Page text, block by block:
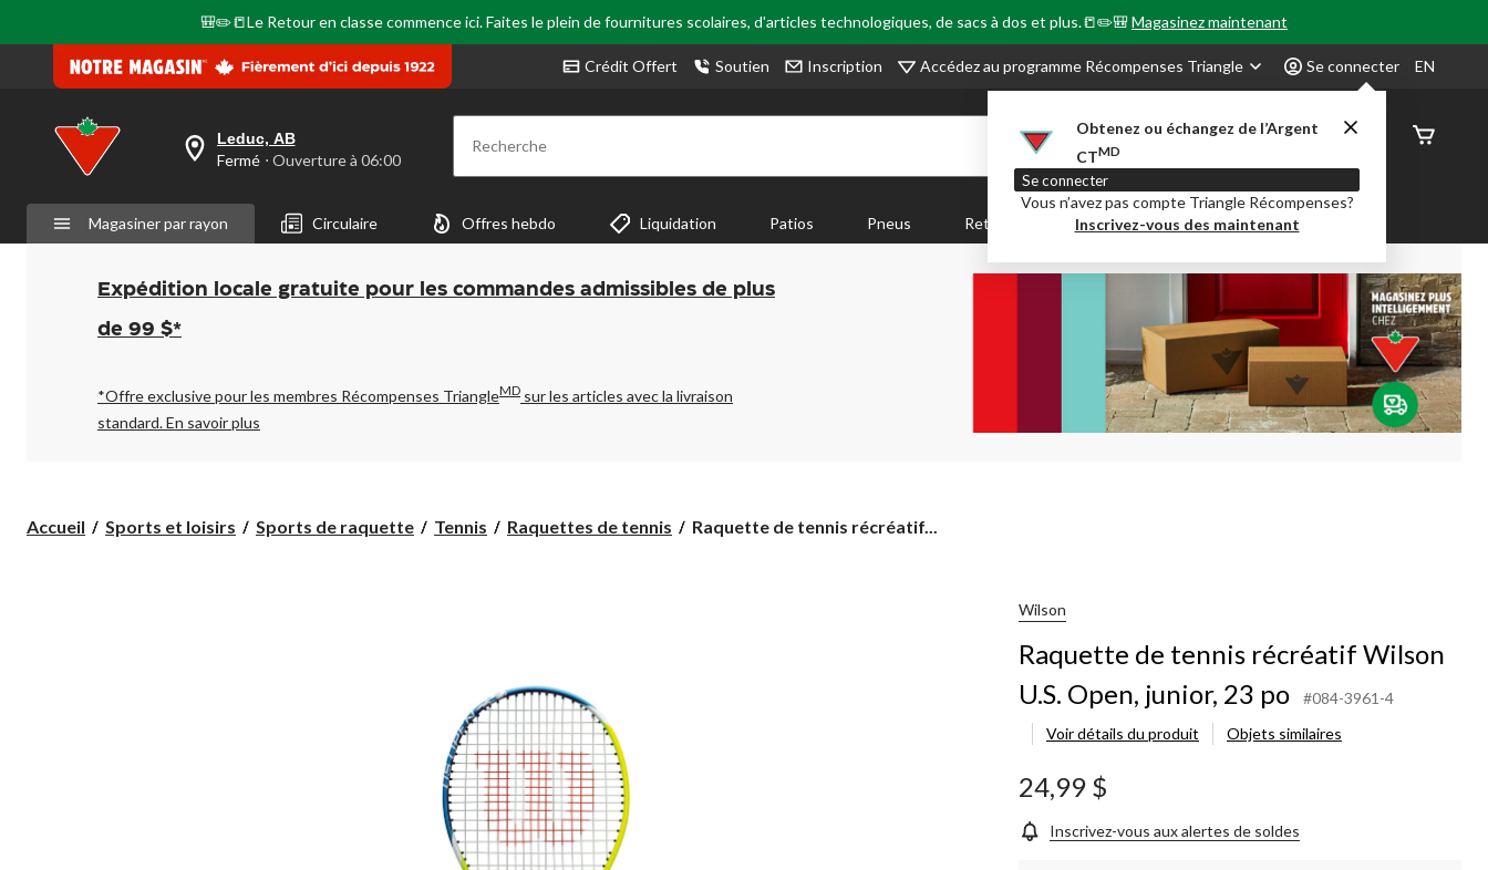
🎒✏️📒Le Retour en classe commence ici. Faites le plein de fournitures scolaires, d'articles technologiques, de sacs à dos et plus.📒✏️🎒Magasinez maintenant
Crédit Offert Soutien Inscription Accédez au programme Récompenses Triangle Se connecter
Obtenez ou échangez de l’Argent
CTMD
Se connecter
Vous n’avez pas compte Triangle Récompenses?
Inscrivez-vous des maintenant
EN
votre
est
Leduc,
AB,
Fermé,
Ouverture
à
pour
changer
Leduc, AB
Fermé ⋅ Ouverture à 06:00 Recherche
État de
Magasiner par rayon Circulaire Offres hebdo Liquidation Patios Pneus Retour en Classe Party City Centre-auto
Expédition locale gratuite pour les commandes admissibles de plus
de 99 $*
*Offre exclusive pour les membres Récompenses TriangleMD sur les articles avec la livraison
standard.En savoir plus
Accueil Sports et loisirs Sports de raquette Tennis Raquettes de tennis
Raquette
Raquette de tennis récréatif...
Wilson
Raquette de tennis récréatif Wilson
U.S. Open, junior, 23 po
#084-3961-4
Voir détails du produit
Objets similaires
24,99 $
Inscrivez-vous aux alertes de soldes